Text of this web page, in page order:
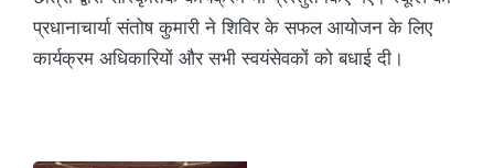
प्रधानाचार्या संतोष कुमारी ने शिविर के सफल आयोजन के लिए
कार्यक्रम अधिकारियों और सभी स्वयंसेवकों को बधाई दी।